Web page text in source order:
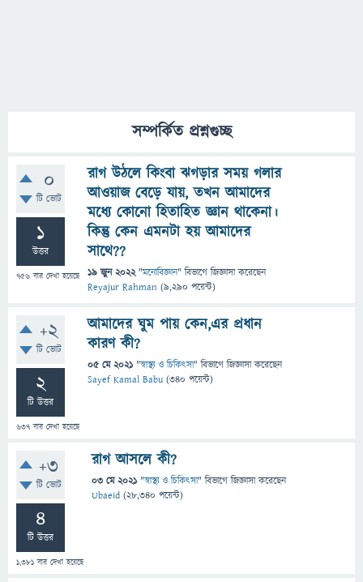
সম্পর্কিত প্রশ্নগুচ্ছ
0
টি ভোট
1
উত্তর
756 বার দেখা হয়েছে
রাগ উঠলে কিংবা ঝগড়ার সময় গলার
আওয়াজ বেড়ে যায়, তখন আমাদের
মধ্যে কোনো হিতাহিত জ্ঞান থাকেনা।
কিন্তু কেন এমনটা হয় আমাদের
সাথে??
19 জুন 2022 "মনোবিজ্ঞান" বিভাগে জিজ্ঞাসাকরেছেন
Reyajur Rahman (9,290 পয়েন্ট)
+2
টি ভোট
2
টি উত্তর
637 বার দেখা হয়েছে
আমাদের ঘুম পায় কেন,এর প্রধান
কারণ কী?
05 মে 2021 "স্বাস্থ্য ও চিকিৎসা" বিভাগে জিজ্ঞাসাকরেছেন
Sayef Kamal Babu (340 পয়েন্ট)
+3
টি ভোট
4
টি উত্তর
1,381 বার দেখা হয়েছে
রাগ আসলে কী?
03 মে 2021 "স্বাস্থ্য ও চিকিৎসা" বিভাগে জিজ্ঞাসাকরেছেন
Ubaeid (28,340 পয়েন্ট)